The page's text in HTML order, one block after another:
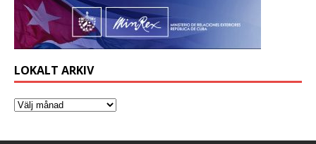
LOKALT ARKIV